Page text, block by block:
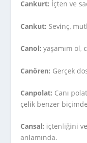
Cankurt: İçten ve
Cankut: Sevinç,
Canol: yaşamım ol,
Canören: Gerçek
Canpolat: Canı
çelik benzer
Cansal: içtenliğini
anlamında.